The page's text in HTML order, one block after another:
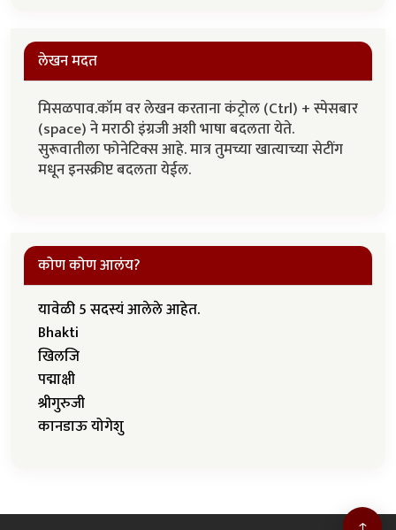
लेखन मदत
मिसळपाव.कॉम वर लेखन करताना कंट्रोल (Ctrl) + स्पेसबार
(space) ने मराठी इंग्रजी अशी भाषा बदलता येते.
सुरूवातीला फोनेटिक्स आहे. मात्र तुमच्या खात्याच्या सेटींग
मधून इनस्क्रीप्ट बदलता येईल.
कोण कोण आलंय?
यावेळी 5 सदस्यं आलेले आहेत.
Bhakti
खिलजि
पद्माक्षी
श्रीगुरुजी
कानडाऊ योगेशु